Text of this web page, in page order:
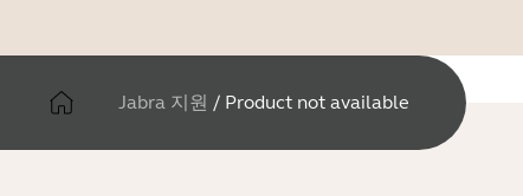
Jabra 지원 / Product not available